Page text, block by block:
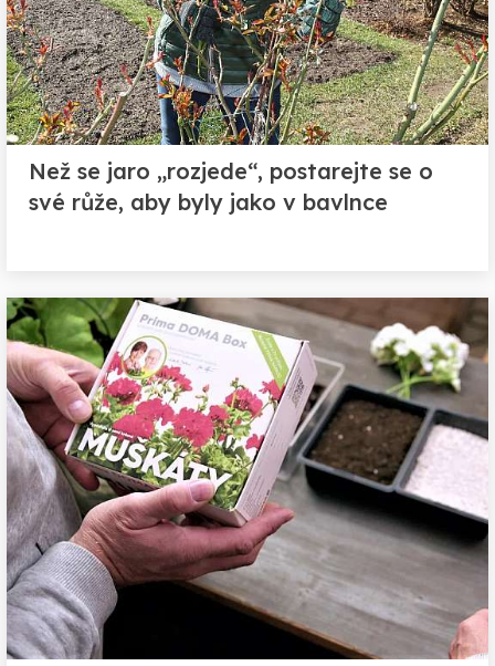
Než se jaro „rozjede“, postarejte se o
své růže, aby byly jako v bavlnce